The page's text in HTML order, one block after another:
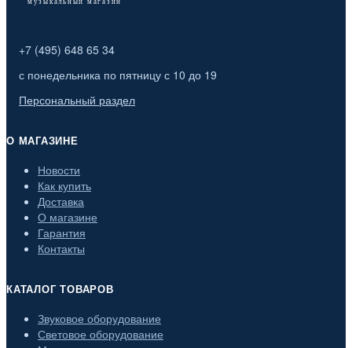
+7 (495) 648 65 34
с понедельника по пятницу с 10 до 19
Персональный раздел
О МАГАЗИНЕ
Новости
Как купить
Доставка
О магазине
Гарантия
Контакты
КАТАЛОГ ТОВАРОВ
Звуковое оборудование
Световое оборудование